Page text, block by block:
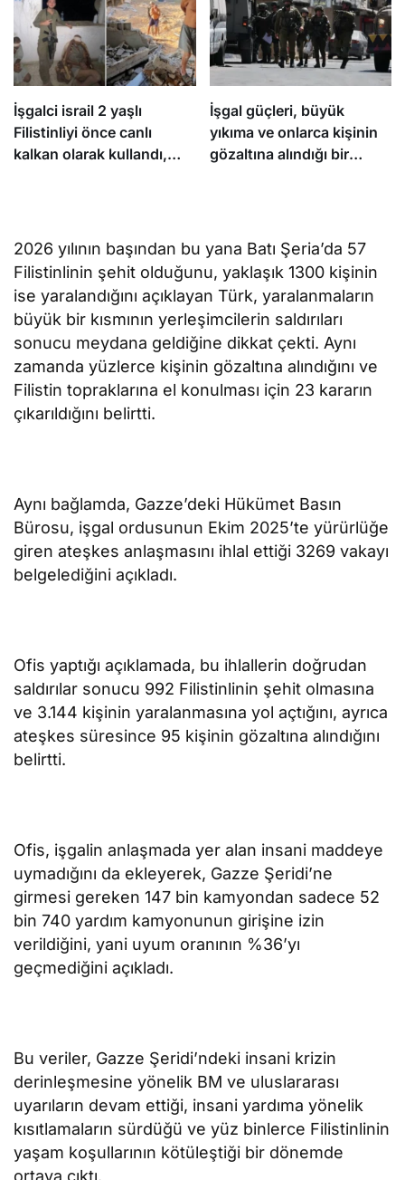
İşgalci israil 2 yaşlı
Filistinliyi önce canlı
kalkan olarak kullandı,
İşgal güçleri, büyük
yıkıma ve onlarca kişinin
gözaltına alındığı bir
2026 yılının başından bu yana Batı Şeria’da 57
Filistinlinin şehit olduğunu, yaklaşık 1300 kişinin
ise yaralandığını açıklayan Türk, yaralanmaların
büyük bir kısmının yerleşimcilerin saldırıları
sonucu meydana geldiğine dikkat çekti. Aynı
zamanda yüzlerce kişinin gözaltına alındığını ve
Filistin topraklarına el konulması için 23 kararın
çıkarıldığını belirtti.
Aynı bağlamda, Gazze’deki Hükümet Basın
Bürosu, işgal ordusunun Ekim 2025’te yürürlüğe
giren ateşkes anlaşmasını ihlal ettiği 3269 vakayı
belgelediğini açıkladı.
Ofis yaptığı açıklamada, bu ihlallerin doğrudan
saldırılar sonucu 992 Filistinlinin şehit olmasına
ve 3.144 kişinin yaralanmasına yol açtığını, ayrıca
ateşkes süresince 95 kişinin gözaltına alındığını
belirtti.
Ofis, işgalin anlaşmada yer alan insani maddeye
uymadığını da ekleyerek, Gazze Şeridi’ne
girmesi gereken 147 bin kamyondan sadece 52
bin 740 yardım kamyonunun girişine izin
verildiğini, yani uyum oranının %36’yı
geçmediğini açıkladı.
Bu veriler, Gazze Şeridi’ndeki insani krizin
derinleşmesine yönelik BM ve uluslararası
uyarıların devam ettiği, insani yardıma yönelik
kısıtlamaların sürdüğü ve yüz binlerce Filistinlinin
yaşam koşullarının kötüleştiği bir dönemde
ortaya çıktı.